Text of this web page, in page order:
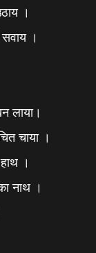
।
।
लाया।
चाया ।
।
नाथ ।